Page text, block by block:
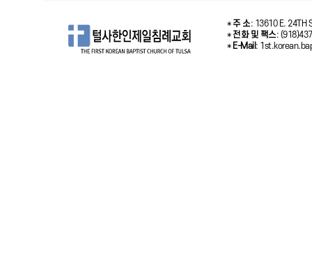
* 주 소: 13610 E. 24TH
* 전화 및 팩스:
* E-Mail :